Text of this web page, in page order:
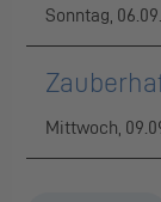
Sonntag,
Mittwoch,